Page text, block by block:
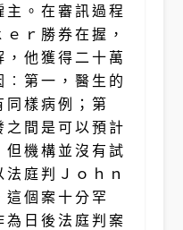
。在審訊過程
ｒ勝券在握，
他獲得二十萬
第一，醫生的
同樣病例；第
之間是可以預計
機構並沒有試
庭判Ｊｏｈｎ
個案十分罕
為日後法庭判案